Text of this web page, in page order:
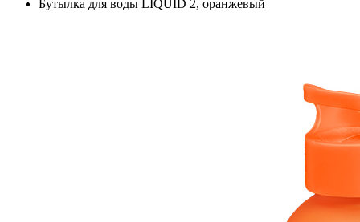
Бутылка для воды LIQUID 2, оранжевый